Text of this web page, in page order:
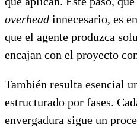
overhead innecesario, es
que el agente produzca
encajan con el proyecto
También resulta esencial
estructurado por fases.
envergadura sigue un